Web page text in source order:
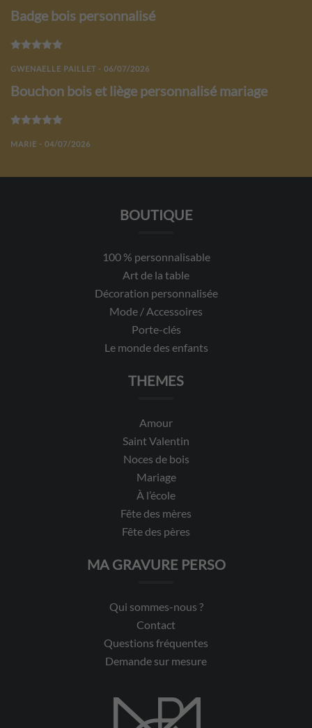
Badge bois personnalisé
GWENAELLE PAILLET - 06/07/2026
Bouchon bois et liège personnalisé mariage
MARIE - 04/07/2026
BOUTIQUE
100 % personnalisable
Art de la table
Décoration personnalisée
Mode / Accessoires
Porte-clés
Le monde des enfants
THEMES
Amour
Saint Valentin
Noces de bois
Mariage
À l’école
Fête des mères
Fête des pères
MA GRAVURE PERSO
Qui sommes-nous ?
Contact
Questions fréquentes
Demande sur mesure